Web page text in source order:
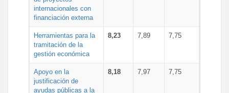
internacionales con
financiación externa
Herramientas para la
tramitación de la
gestión económica
8,23 7,89 7,75
Apoyo en la
justificación de
ayudas públicas a la
8,18 7,97 7,75